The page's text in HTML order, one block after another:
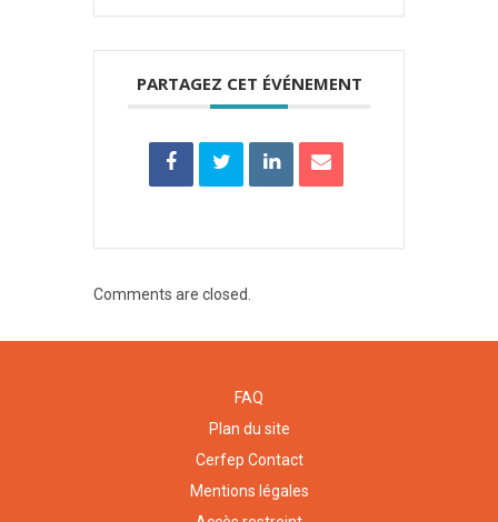
PARTAGEZ CET ÉVÉNEMENT
Comments are closed.
FAQ
Plan du site
Cerfep Contact
Mentions légales